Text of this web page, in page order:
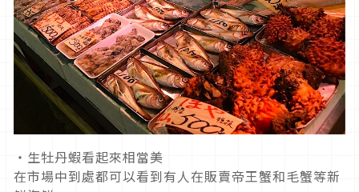
・生牡丹蝦看起來相當美
在市場中到處都可以看到有人在販賣帝王蟹和毛蟹等新